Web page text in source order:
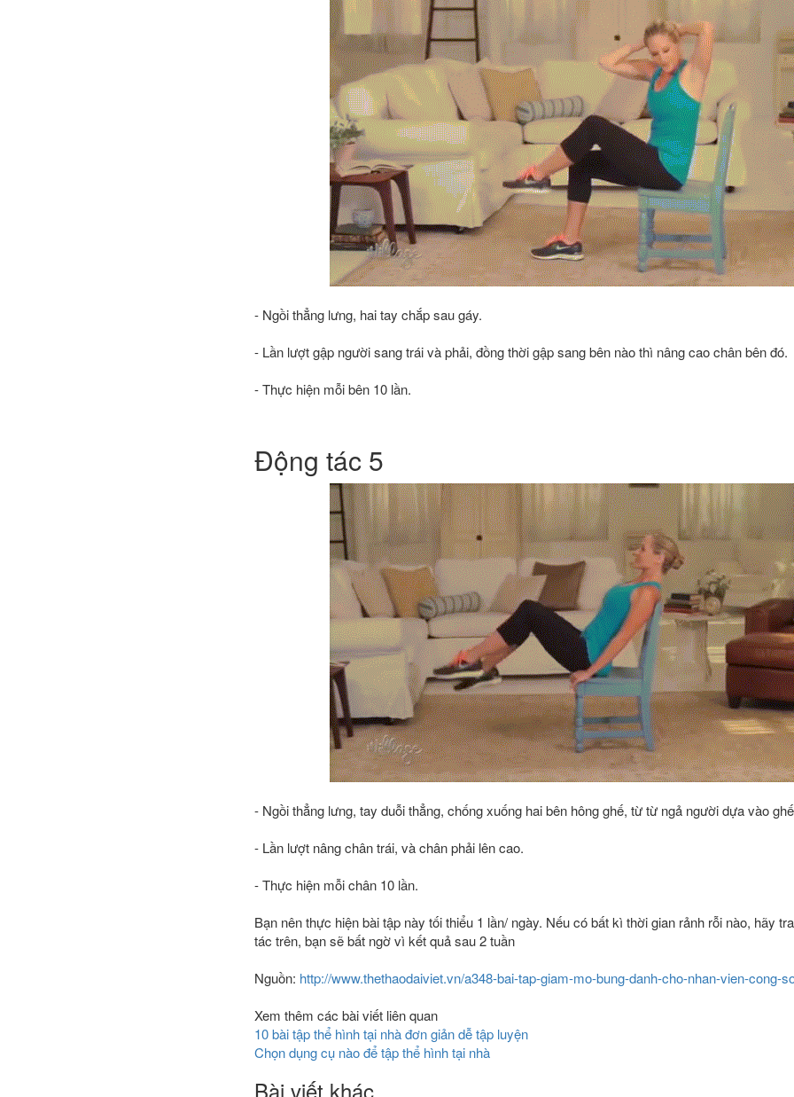
- Ngồi thẳng lưng, hai tay chắp sau gáy.
- Lần lượt gập người sang trái và phải, đồng thời gập sang bên nào thì nâng cao chân bên đó.
- Thực hiện mỗi bên 10 lần.
Động tác 5
- Ngồi thẳng lưng, tay duỗi thẳng, chống xuống hai bên hông ghế, từ từ ngả người dựa vào
- Lần lượt nâng chân trái, và chân phải lên cao.
- Thực hiện mỗi chân 10 lần.
Bạn nên thực hiện bài tập này tối thiểu 1 lần/ ngày. Nếu có bất kì thời gian rảnh rỗi nào, hãy
tác trên, bạn sẽ bất ngờ vì kết quả sau 2 tuần
Nguồn: http://www.thethaodaiviet.vn/a348-bai-tap-giam-mo-bung-danh-cho-nhan-vien-cong-
Xem thêm các bài viết liên quan
10 bài tập thể hình tại nhà đơn giản dễ tập luyện
Chọn dụng cụ nào để tập thể hình tại nhà
Bài viết khác